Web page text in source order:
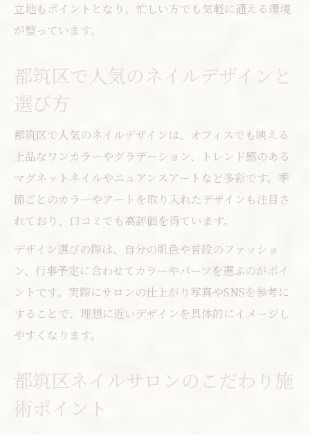
信頼できるネイルサロンの見極め方
口コミ活用で理想に近いネイルを実現
立地もポイントとなり、忙しい方でも気軽に通える環境
が整っています。
都筑区で人気のネイルデザインと
選び方
都筑区で人気のネイルデザインは、オフィスでも映える
上品なワンカラーやグラデーション、トレンド感のある
マグネットネイルやニュアンスアートなど多彩です。季
節ごとのカラーやアートを取り入れたデザインも注目さ
れており、口コミでも高評価を得ています。
デザイン選びの際は、自分の肌色や普段のファッショ
ン、行事予定に合わせてカラーやパーツを選ぶのがポイ
ントです。実際にサロンの仕上がり写真やSNSを参考に
することで、理想に近いデザインを具体的にイメージし
やすくなります。
都筑区ネイルサロンのこだわり施
術ポイント